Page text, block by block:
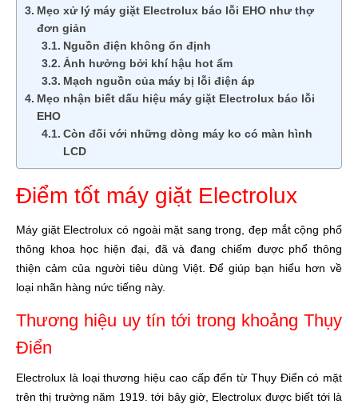
Mẹo xử lý máy giặt Electrolux báo lỗi EHO như thợ
đơn giản
Nguồn điện không ổn định
Ảnh hưởng bởi khí hậu hot ẩm
Mạch nguồn của máy bị lỗi điện áp
Mẹo nhận biết dấu hiệu máy giặt Electrolux báo lỗi
EHO
Còn đối với những dòng máy ko có màn hình
LCD
Điểm tốt máy giặt Electrolux
Máy giặt Electrolux có ngoài mặt sang trọng, đẹp mắt cộng phổ
thông khoa học hiện đại, đã và đang chiếm được phổ thông
thiện cảm của người tiêu dùng Việt. Để giúp bạn hiểu hơn về
loại nhãn hàng nức tiếng này.
Thương hiệu uy tín tới trong khoảng Thụy
Điển
Electrolux là loại thương hiệu cao cấp đến từ Thụy Điển có mặt
trên thị trường năm 1919. tới bây giờ, Electrolux được biết tới là